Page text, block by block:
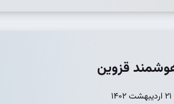
قزوین